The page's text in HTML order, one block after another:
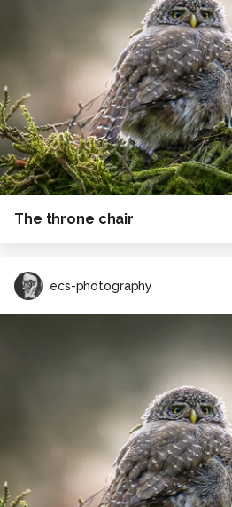
The throne chair
ecs-photography